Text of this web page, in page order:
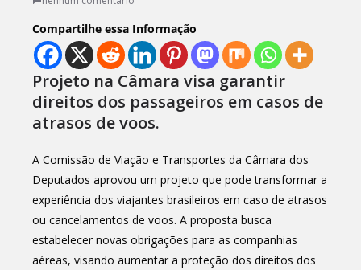
Compartilhe essa Informação
Projeto na Câmara visa garantir
direitos dos passageiros em casos de
atrasos de voos.
A Comissão de Viação e Transportes da Câmara dos
Deputados aprovou um projeto que pode transformar a
experiência dos viajantes brasileiros em caso de atrasos
ou cancelamentos de voos. A proposta busca
estabelecer novas obrigações para as companhias
aéreas, visando aumentar a proteção dos direitos dos